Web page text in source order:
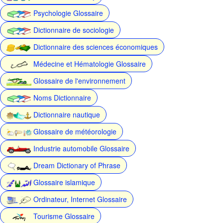
Psychologie Glossaire
Dictionnaire de sociologie
Dictionnaire des sciences économiques
Médecine et Hématologie Glossaire
Glossaire de l'environnement
Noms Dictionnaire
Dictionnaire nautique
Glossaire de météorologie
Industrie automobile Glossaire
Dream Dictionary of Phrase
Glossaire islamique
Ordinateur, Internet Glossaire
Tourisme Glossaire